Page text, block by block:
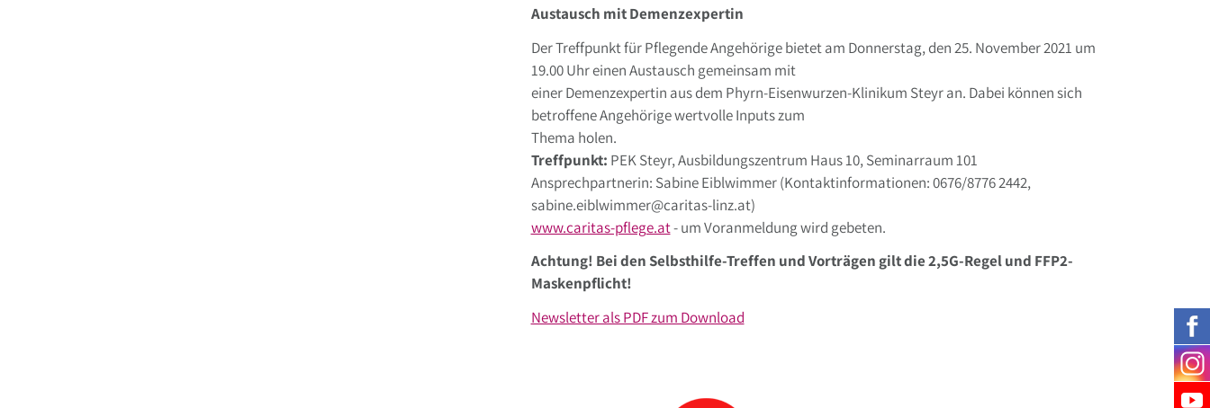
Austausch mit Demenzexpertin
Der Treffpunkt für Pflegende Angehörige bietet am Donnerstag, den 25. November 2021 um
19.00 Uhr einen Austausch gemeinsam mit
einer Demenzexpertin aus dem Phyrn-Eisenwurzen-Klinikum Steyr an. Dabei können sich
betroffene Angehörige wertvolle Inputs zum
Thema holen.
Treffpunkt: PEK Steyr, Ausbildungszentrum Haus 10, Seminarraum 101
Ansprechpartnerin: Sabine Eiblwimmer (Kontaktinformationen: 0676/8776 2442,
sabine.eiblwimmer@caritas-linz.at)
www.caritas-pflege.at- um Voranmeldung wird gebeten.
Achtung! Bei den Selbsthilfe-Treffen und Vorträgen gilt die 2,5G-Regel und FFP2-
Maskenpflicht!
Newsletter als PDF zum Download